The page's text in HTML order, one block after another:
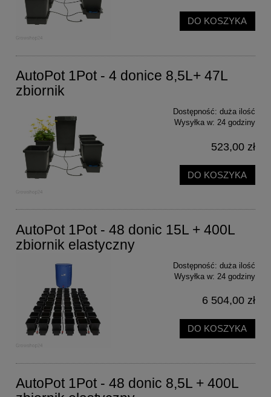
DO KOSZYKA
AutoPot 1Pot - 4 donice 8,5L+ 47L
zbiornik
Dostępność: duża ilość
Wysyłka w: 24 godziny
523,00 zł
DO KOSZYKA
AutoPot 1Pot - 48 donic 15L + 400L
zbiornik elastyczny
Dostępność: duża ilość
Wysyłka w: 24 godziny
6 504,00 zł
DO KOSZYKA
AutoPot 1Pot - 48 donic 8,5L + 400L